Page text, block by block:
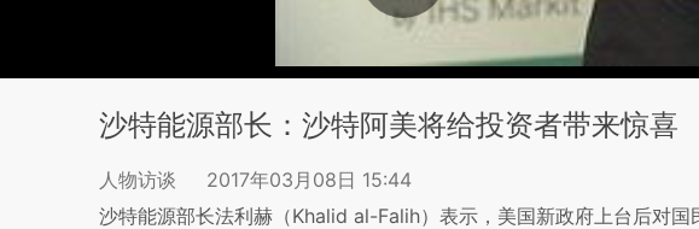
沙特能源部长：沙特阿美将给投资者带来惊喜
人物访谈
2017年03月08日 15:44
沙特能源部长法利赫（Khalid al-Falih）表示，美国新政府上台后对